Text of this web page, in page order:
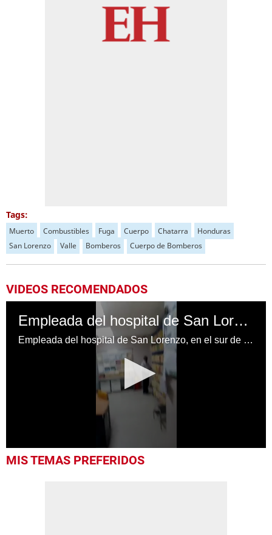
Tags:
Muerto Combustibles Fuga Cuerpo Chatarra
Honduras
San Lorenzo
Valle Bomberos Cuerpo de Bomberos
VIDEOS RECOMENDADOS
Empleada del hospital de San Lorenzo, agrede a paciente
Empleada del hospital de San Lorenzo, en el sur de Honduras, agrede a paciente
seconds
MIS TEMAS PREFERIDOS